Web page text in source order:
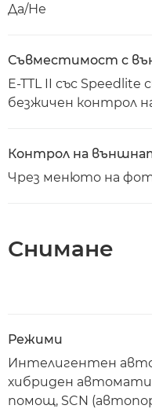
Да/Не
Съвместимост с
E-TTL II със
безжичен контрол
Контрол на
Чрез менюто на
Снимане
Режими
Интелигентен
хибриден
помощ, SCN